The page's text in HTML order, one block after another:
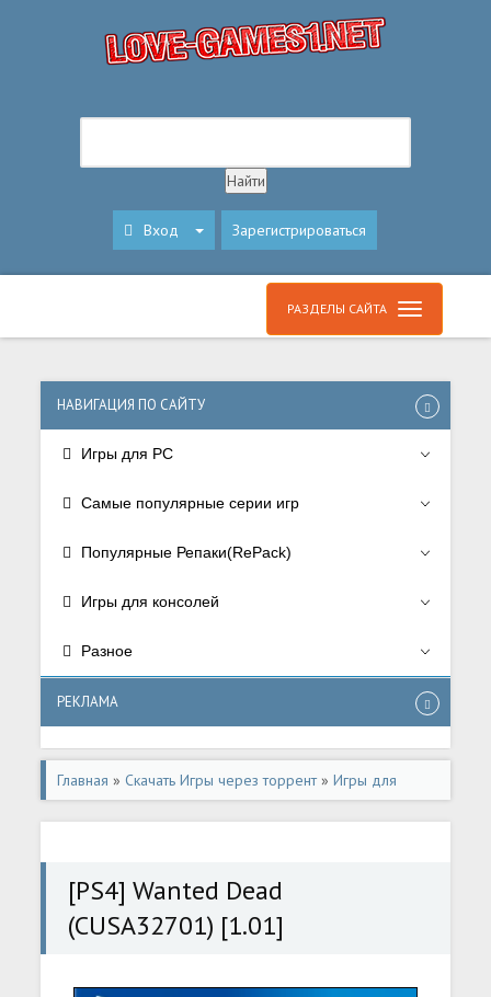
Вход Зарегистрироваться
РАЗДЕЛЫ САЙТА
НАВИГАЦИЯ ПО САЙТУ
Игры для PC
Самые популярные серии игр
Популярные Репаки(RePack)
Игры для консолей
Разное
РЕКЛАМА
Главная » Скачать Игры через торрент»Игры для
консолей»Игры для Playstation 4
[PS4] Wanted Dead
(CUSA32701) [1.01]